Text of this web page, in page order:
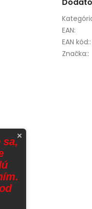
EAN:
EAN kód::
Značka::
×
sa,